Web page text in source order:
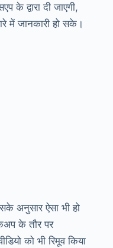
के द्वारा दी जाएगी,
में जानकारी हो सके।
अनुसार ऐसा भी हो
के तौर पर
को भी रिमूव किया